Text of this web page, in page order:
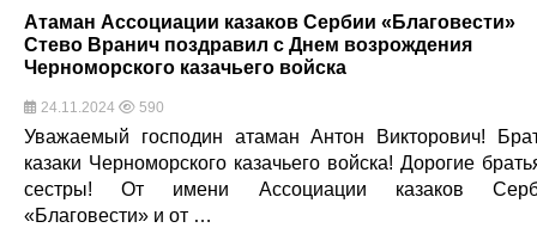
Атаман Ассоциации казаков Сербии «Благовести»
Стево Вранич поздравил с Днем возрождения
Черноморского казачьего войска
24.11.2024 590
Уважаемый господин атаман Антон Викторович!
казаки Черноморского казачьего войска! Дорогие
сестры! От имени Ассоциации казаков
«Благовести» и от …